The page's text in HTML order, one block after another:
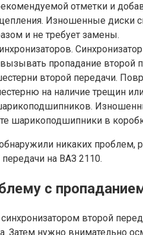
отметки и
Изношенные диски
и не требует замены.
пропадание второй
второй передачи.
на наличие трещин
шарикоподшипники в
никаких проблем,
на ВАЗ 2110.
с
второй
Затем нужно внимательно